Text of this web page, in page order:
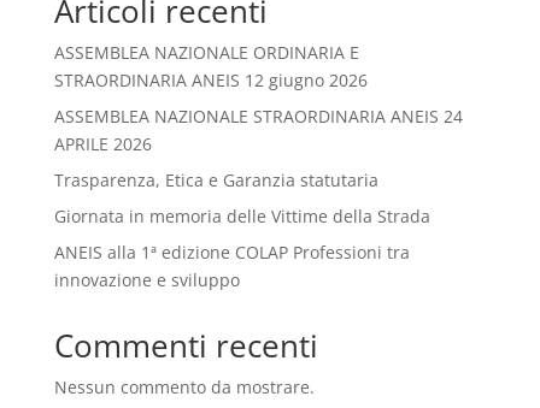
Articoli recenti
ASSEMBLEA NAZIONALE ORDINARIA E
STRAORDINARIA ANEIS 12 giugno 2026
ASSEMBLEA NAZIONALE STRAORDINARIA ANEIS 24
APRILE 2026
Trasparenza, Etica e Garanzia statutaria
Giornata in memoria delle Vittime della Strada
ANEIS alla 1ª edizione COLAP Professioni tra
innovazione e sviluppo
Commenti recenti
Nessun commento da mostrare.